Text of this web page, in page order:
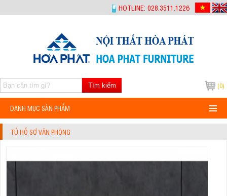
HOTLINE: 028.3511.1226
(0)
Tìm kiếm
DANH MỤC SẢN PHẨM
TỦ HỒ SƠ VĂN PHÒNG